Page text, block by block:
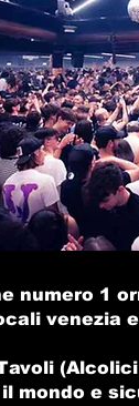
numero 1
venezia
mondo e